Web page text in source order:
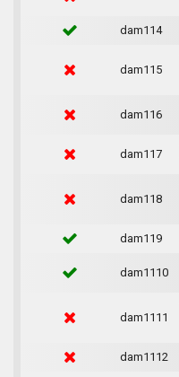
dam114
dam115
dam116
dam117
dam118
dam119
dam1110
dam1111
dam1112